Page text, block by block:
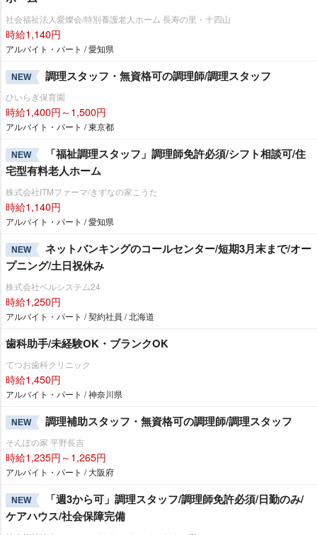
社会福祉法人愛燦会/特別養護老人ホーム 長寿の里・十四山
時給1,140円
アルバイト・パート / 愛知県
NEW 調理スタッフ・無資格可の調理師/調理スタッフ
ひいらぎ保育園
時給1,400円～1,500円
アルバイト・パート / 東京都
NEW
「福祉調理スタッフ」調理師免許必須/シフト相談可/住
宅型有料老人ホーム
株式会社ITMファーマ/きずなの家こうた
時給1,140円
アルバイト・パート / 愛知県
NEW
ネットバンキングのコールセンター/短期3月末まで/オー
プニング/土日祝休み
株式会社ベルシステム24
時給1,250円
アルバイト・パート / 契約社員 / 北海道
歯科助手/未経験OK・ブランクOK
てつお歯科クリニック
時給1,450円
アルバイト・パート / 神奈川県
NEW 調理補助スタッフ・無資格可の調理師/調理スタッフ
そんぽの家 平野長吉
時給1,235円～1,265円
アルバイト・パート / 大阪府
NEW
「週3から可」調理スタッフ/調理師免許必須/日勤のみ/
ケアハウス/社会保障完備